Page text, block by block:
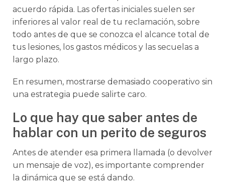
acuerdo rápida. Las ofertas iniciales suelen ser
inferiores al valor real de tu reclamación, sobre
todo antes de que se conozca el alcance total de
tus lesiones, los gastos médicos y las secuelas a
largo plazo.
En resumen, mostrarse demasiado cooperativo sin
una estrategia puede salirte caro.
Lo que hay que saber antes de
hablar con un perito de seguros
Antes de atender esa primera llamada (o devolver
un mensaje de voz), es importante comprender
la dinámica que se está dando.